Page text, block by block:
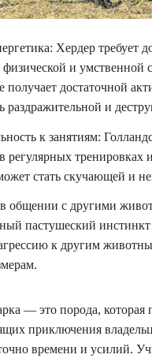
Хердер требует
физической и умственной
получает достаточной
раздражительной и
к занятиям:
регулярных тренировках
стать скучающей и
общении с другими
пастушеский
к другим
— это порода, которая
приключения
времени и усилий.